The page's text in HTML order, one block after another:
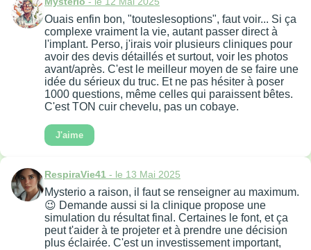
Ouais enfin bon, "touteslesoptions", faut voir... Si ça
complexe vraiment la vie, autant passer direct à
l'implant. Perso, j'irais voir plusieurs cliniques pour
avoir des devis détaillés et surtout, voir les photos
avant/après. C'est le meilleur moyen de se faire une
idée du sérieux du truc. Et ne pas hésiter à poser
1000 questions, même celles qui paraissent bêtes.
C'est TON cuir chevelu, pas un cobaye.
J'aime
RespiraVie41 - le 13 Mai 2025
Mysterio a raison, il faut se renseigner au maximum.
😉 Demande aussi si la clinique propose une
simulation du résultat final. Certaines le font, et ça
peut t'aider à te projeter et à prendre une décision
plus éclairée. C'est un investissement important,